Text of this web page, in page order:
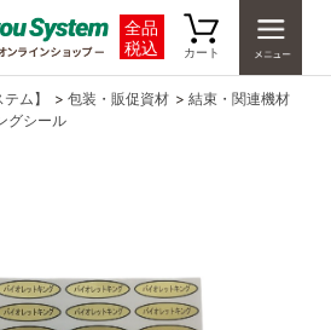
全品
税込
カート
ム】 > 包装・販促資材 > 結束・関連機材
グシール